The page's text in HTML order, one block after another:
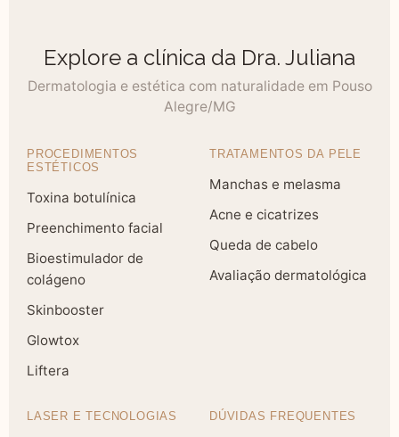
Explore a clínica da Dra. Juliana
Dermatologia e estética com naturalidade em Pouso
Alegre/MG
PROCEDIMENTOS
ESTÉTICOS
Toxina botulínica
Preenchimento facial
Bioestimulador de
colágeno
Skinbooster
Glowtox
Liftera
TRATAMENTOS DA PELE
Manchas e melasma
Acne e cicatrizes
Queda de cabelo
Avaliação dermatológica
LASER E TECNOLOGIAS DÚVIDAS FREQUENTES